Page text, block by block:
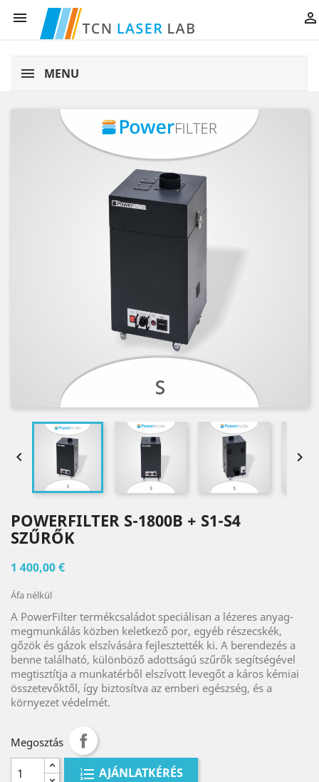
 
MENU
 
POWERFILTER S-1800B + S1-S4
SZŰRŐK
1 400,00 €
Áfa nélkül
A PowerFilter termékcsaládot speciálisan a lézeres anyag-
megmunkálás közben keletkező por, egyéb részecskék,
gőzök és gázok elszívására fejlesztették ki. A berendezés a
benne található, különböző adottságú szűrők segítségével
megtisztítja a munkatérből elszívott levegőt a káros kémiai
összetevőktől, így biztosítva az emberi egészség, és a
környezet védelmét.
Megosztás
AJÁNLATKÉRÉS